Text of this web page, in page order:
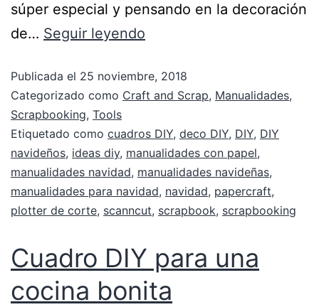
súper especial y pensando en la decoración
de… Seguir leyendo
Publicada el 25 noviembre, 2018
Categorizado como Craft and Scrap, Manualidades,
Scrapbooking, Tools
Etiquetado como cuadros DIY, deco DIY, DIY, DIY
navideños, ideas diy, manualidades con papel,
manualidades navidad, manualidades navideñas,
manualidades para navidad, navidad, papercraft,
plotter de corte, scanncut, scrapbook, scrapbooking
Cuadro DIY para una
cocina bonita